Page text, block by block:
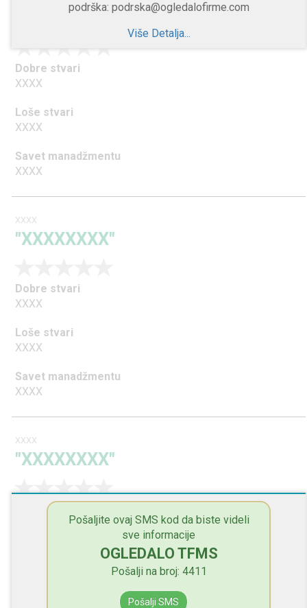
podrška: podrska@ogledalofirme.com
Više Detalja...
"XXXXXXXX"
Dobre stvari
XXXX
Loše stvari
XXXX
Savet manadžmentu
XXXX
XXXX
"XXXXXXXX"
Dobre stvari
XXXX
Loše stvari
XXXX
Savet manadžmentu
XXXX
Pošaljite ovaj SMS kod da biste videli
sve informacije
OGLEDALO TFMS
Pošalji na broj: 4411
Pošalji SMS
XXXX
"XXXXXXXX"
Dobre stvari
Savet manadžmentu